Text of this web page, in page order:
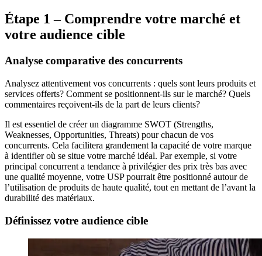
Étape 1 – Comprendre votre marché et
votre audience cible
Analyse comparative des concurrents
Analysez attentivement vos concurrents : quels sont leurs produits et
services offerts? Comment se positionnent-ils sur le marché? Quels
commentaires reçoivent-ils de la part de leurs clients?
Il est essentiel de créer un diagramme SWOT (Strengths,
Weaknesses, Opportunities, Threats) pour chacun de vos
concurrents. Cela facilitera grandement la capacité de votre marque
à identifier où se situe votre marché idéal. Par exemple, si votre
principal concurrent a tendance à privilégier des prix très bas avec
une qualité moyenne, votre USP pourrait être positionné autour de
l’utilisation de produits de haute qualité, tout en mettant de l’avant la
durabilité des matériaux.
Définissez votre audience cible